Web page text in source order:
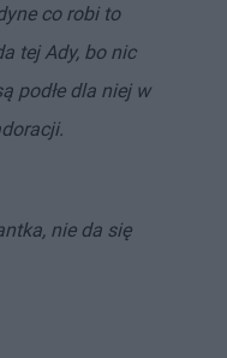
co robi to
tej Ady, bo nic
podłe dla niej w
nie da się